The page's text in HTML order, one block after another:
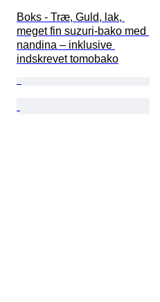
Boks - Træ, Guld, lak,
meget fin suzuri-bako med
nandina – inklusive
indskrevet tomobako